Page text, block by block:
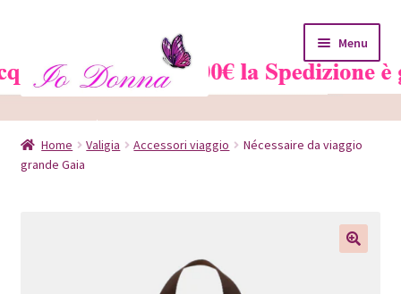
navigazione
contenuto
Menu
Home
Blog
Home Valigia Accessori viaggio
Nécessaire da viaggio
grande Gaia